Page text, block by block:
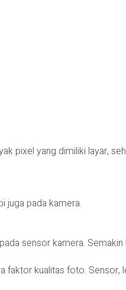
pixel yang dimiliki layar,
juga pada kamera.
sensor kamera.
faktor kualitas foto.